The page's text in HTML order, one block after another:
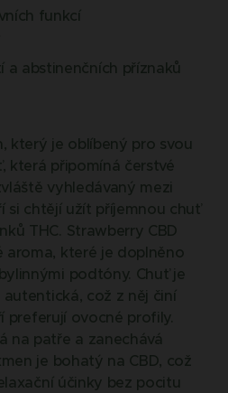
funkcí
a abstinenčních příznaků
který je oblíbený pro svou
která připomíná čerstvé
vyhledávaný mezi
si chtějí užít příjemnou chuť
THC. Strawberry CBD
aroma, které je doplněno
podtóny. Chuť je
což z něj činí
preferují ovocné profily.
na patře a zanechává
je bohatý na CBD, což
účinky bez pocitu